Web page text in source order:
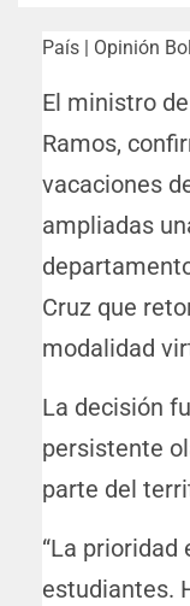
País | Opinión
El ministro
Ramos,
vacaciones
ampliadas
Cruz que
modalidad
La decisión
persistente
parte del
“La prioridad
estudiantes.